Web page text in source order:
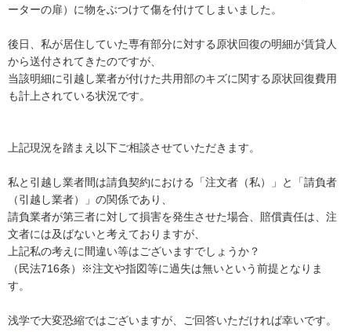
ーターの扉）に物をぶつけて傷を付けてしまいました。
後日、私が居住していた専有部分に対する原状回復の明細が賃貸人
から送付されてきたのですが、
当該明細に引越し業者が付けた共用部のキズに関する原状回復費用
も計上されている状況です。
上記現況を踏まえ以下ご相談させていただきます。
私と引越し業者間は請負契約における「注文者（私）」と「請負者
（引越し業者）」の関係であり、
請負業者が第三者に対して損害を発生させた場合、賠償責任は、注
文者には及ばないと考えておりますが、
上記私の考えに間違い等はございますでしょうか？
（民法716条）※注文や指図等に過失は無いという前提となりま
す。
浅学で大変恐縮ではございますが、ご回答いただければ幸いです。